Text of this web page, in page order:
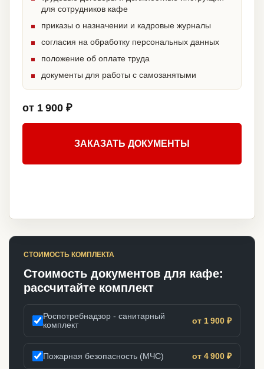
для сотрудников кафе
приказы о назначении и кадровые журналы
согласия на обработку персональных данных
положение об оплате труда
документы для работы с самозанятыми
от 1 900 ₽
ЗАКАЗАТЬ ДОКУМЕНТЫ
СТОИМОСТЬ КОМПЛЕКТА
Стоимость документов для кафе:
рассчитайте комплект
Роспотребнадзор - санитарный
комплект
от 1 900 ₽
Пожарная безопасность (МЧС) от 4 900 ₽